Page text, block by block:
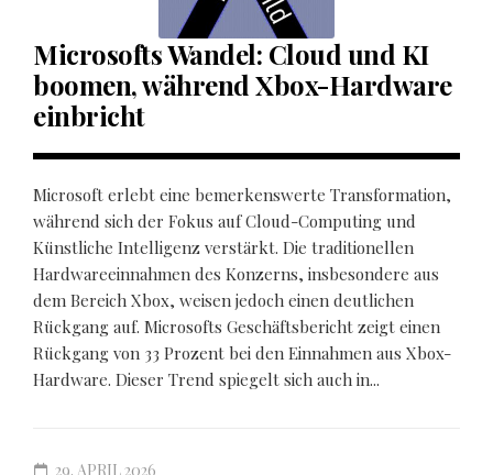
Microsofts Wandel: Cloud und KI
boomen, während Xbox-Hardware
einbricht
Microsoft erlebt eine bemerkenswerte Transformation,
während sich der Fokus auf Cloud-Computing und
Künstliche Intelligenz verstärkt. Die traditionellen
Hardwareeinnahmen des Konzerns, insbesondere aus
dem Bereich Xbox, weisen jedoch einen deutlichen
Rückgang auf. Microsofts Geschäftsbericht zeigt einen
Rückgang von 33 Prozent bei den Einnahmen aus Xbox-
Hardware. Dieser Trend spiegelt sich auch in...
29. APRIL 2026